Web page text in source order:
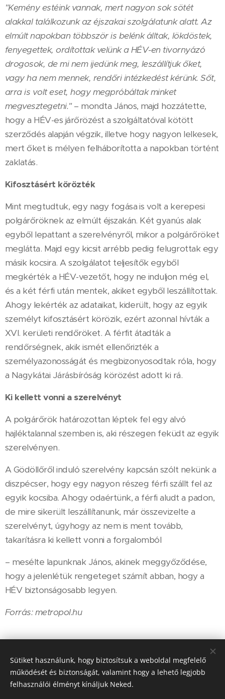
"Kemény estéink vannak, mert nagyon sok sötét
alakkal találkozunk az éjszakai szolgálatunk alatt. Az
elmúlt napokban többször is belénk álltak, lökdöstek,
fenyegettek, ordítottak velünk a HÉV-en tivornyázó
drogosok, de mi nem ijedünk meg, leszállítjuk őket,
vagy ha nem mennek, rendőri intézkedést kérünk. Sőt,
arra is volt eset, hogy megpróbáltak minket
megvesztegetni."– mondta János, majd hozzátette,
hogy a HÉV-es járőrözést a szolgáltatóval kötött
szerződés alapján végzik, illetve hogy nagyon lelkesek,
mert őket is mélyen felháborította a napokban történt
zaklatás.
Kifosztásért körözték
Mint megtudtuk, egy nagy fogása is volt a kerepesi
polgárőröknek az elmúlt éjszakán. Két gyanús alak
egyből lepattant a szerelvényről, mikor a polgárőröket
meglátta. Majd egy kicsit arrébb pedig felugrottak egy
másik kocsira. A szolgálatot teljesítők egyből
megkérték a HÉV-vezetőt, hogy ne induljon még el,
és a két férfi után mentek, akiket egyből leszállítottak.
Ahogy lekérték az adataikat, kiderült, hogy az egyik
személyt kifosztásért körözik, ezért azonnal hívták a
XVI. kerületi rendőröket. A férfit átadták a
rendőrségnek, akik ismét ellenőrizték a
személyazonosságát és megbizonyosodtak róla, hogy
a Nagykátai Járásbíróság körözést adott ki rá.
Ki kellett vonni a szerelvényt
A polgárőrök határozottan léptek fel egy alvó
hajléktalannal szemben is, aki részegen feküdt az egyik
szerelvényen.
A Gödöllőről induló szerelvény kapcsán szólt nekünk a
diszpécser, hogy egy nagyon részeg férfi szállt fel az
egyik kocsiba. Ahogy odaértünk, a férfi aludt a padon,
de mire sikerült leszállítanunk, már összevizelte a
szerelvényt, úgyhogy az nem is ment tovább,
takarításra ki kellett vonni a forgalomból
– mesélte lapunknak János, akinek meggyőződése,
hogy a jelenlétük rengeteget számít abban, hogy a
HÉV biztonságosabb legyen.
Forrás: metropol.hu
Sütiket használunk, hogy biztosítsuk a weboldal megfelelő
működését és biztonságát, valamint hogy a lehető legjobb
felhasználói élményt kínáljuk Neked.